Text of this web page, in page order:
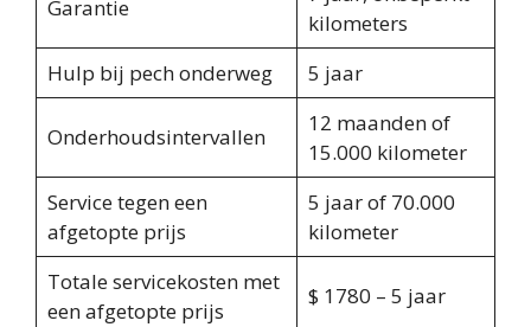
Garantie
kilometers
Hulp bij pech onderweg
5 jaar
Onderhoudsintervallen
12 maanden of
15.000 kilometer
Service tegen een
afgetopte prijs
5 jaar of 70.000
kilometer
Totale servicekosten met
een afgetopte prijs
$ 1780 – 5 jaar